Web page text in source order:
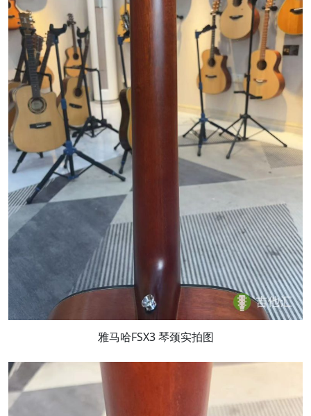
雅马哈FSX3 琴颈实拍图